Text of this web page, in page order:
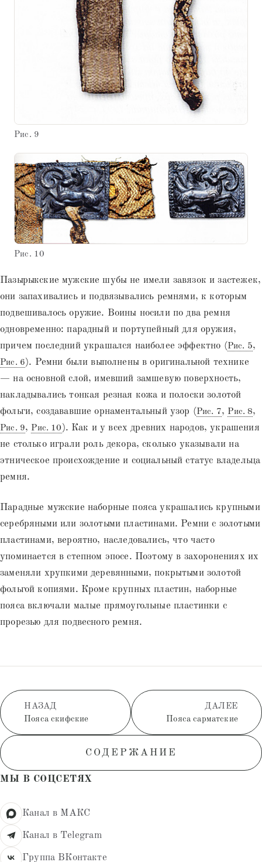
Рис. 9
Рис. 10
Пазырыкские мужские шубы не имели завязок и застежек,
они запахивались и подвязывались ремнями, к которым
подвешивалось оружие. Воины носили по два ремня
одновременно: парадный и портупейный для оружия,
причем последний украшался наиболее эффектно (Рис. 5,
Рис. 6). Ремни были выполнены в оригинальной технике
— на основной слой, имевший замшевую поверхность,
накладывались тонкая резная кожа и полоски золотой
фольги, создававшие орнаментальный узор (Рис. 7, Рис. 8,
Рис. 9, Рис. 10 ). Как и у всех древних народов, украшения
не столько играли роль декора, сколько указывали на
этническое происхождение и социальный статус владельца
ремня.
Парадные мужские наборные пояса украшались крупными
серебряными или золотыми пластинами. Ремни с золотыми
пластинами, вероятно, наследовались, что часто
упоминается в степном эпосе. Поэтому в захоронениях их
заменяли хрупкими деревянными, покрытыми золотой
фольгой копиями. Кроме крупных пластин, наборные
пояса включали малые прямоугольные пластинки с
прорезью для подвесного ремня.
НАЗАД
Пояса скифские
СОДЕРЖАНИЕ
ДАЛЕЕ
Пояса сарматские
МЫ В СОЦСЕТЯХ
Канал в МАКС
Канал в Telegram
Группа ВКонтакте